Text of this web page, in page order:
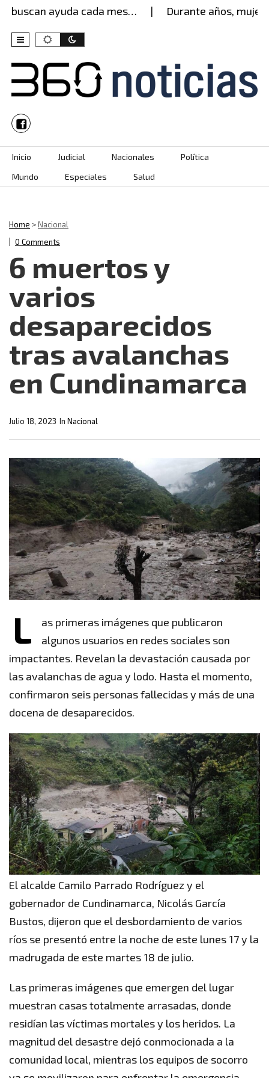
ayuda cada mes… Durante años, mujer
Skip to content
Inicio Judicial Nacionales
Política
Mundo
Especiales Salud
Home >Nacional
0 Comments
6 muertos y
varios
desaparecidos
tras avalanchas
en Cundinamarca
In Nacional
Julio 18, 2023
L
as primeras imágenes que publicaron
algunos usuarios en redes sociales son
impactantes. Revelan la devastación causada por
las avalanchas de agua y lodo. Hasta el momento,
confirmaron seis personas fallecidas y más de una
docena de desaparecidos.
El alcalde Camilo Parrado Rodríguez y el
gobernador de Cundinamarca, Nicolás García
Bustos, dijeron que el desbordamiento de varios
ríos se presentó entre la noche de este lunes 17 y la
madrugada de este martes 18 de julio.
Las primeras imágenes que emergen del lugar
muestran casas totalmente arrasadas, donde
residían las víctimas mortales y los heridos. La
magnitud del desastre dejó conmocionada a la
comunidad local, mientras los equipos de socorro